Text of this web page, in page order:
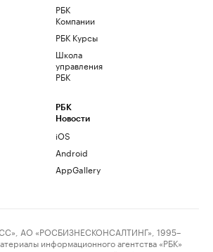
РБК
Компании
РБК Курсы
Школа
управления
РБК
РБК
Новости
iOS
Android
AppGallery
АО «РОСБИЗНЕСКОНСАЛТИНГ», 1995–
информационного агентства «РБК»